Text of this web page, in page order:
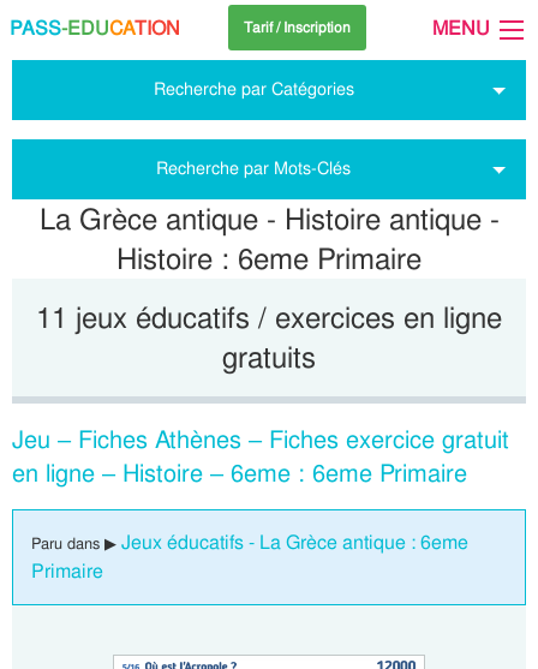
PASS-EDUCATION Tarif / Inscription MENU
Recherche par Catégories
Recherche par Mots-Clés
La Grèce antique - Histoire antique -
Histoire : 6eme Primaire
11 jeux éducatifs / exercices en ligne
gratuits
Jeu – Fiches Athènes – Fiches exercice gratuit
en ligne – Histoire – 6eme : 6eme Primaire
Paru dans ▶ Jeux éducatifs - La Grèce antique : 6eme
Primaire